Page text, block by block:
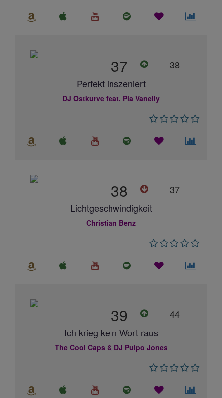
37
38
Perfekt inszeniert
DJ Ostkurve feat. Pia Vanelly
38
37
Lichtgeschwindigkeit
Christian Benz
39
44
Ich krieg kein Wort raus
The Cool Caps & DJ Pulpo Jones